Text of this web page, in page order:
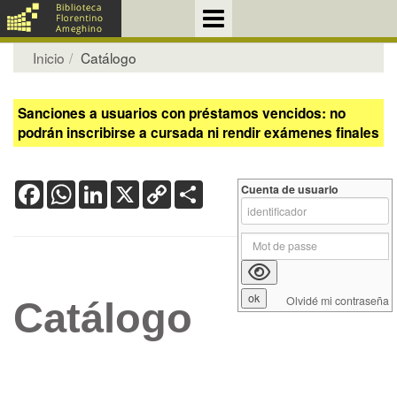
Inicio Catálogo
Sanciones a usuarios con préstamos vencidos: no
podrán inscribirse a cursada ni rendir exámenes finales
FacebookWhatsApp
LinkedIn
X Copy
Link
Catálogo
Cuenta de usuario
Olvidé mi contraseña